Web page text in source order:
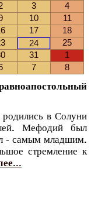
3
4
10
11
17
18
24
25
31
1
7 8
в Солуни
Мефодий был
- самым младшим.
стремление к